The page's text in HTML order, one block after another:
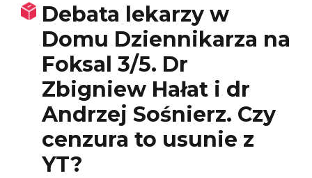
Debata lekarzy w
Domu Dziennikarza na
Foksal 3/5. Dr
Zbigniew Hałat i dr
Andrzej Sośnierz. Czy
cenzura to usunie z
YT?